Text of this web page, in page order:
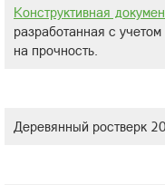
Конструктивная
разработанная с
на прочность.
Деревянный ростверк